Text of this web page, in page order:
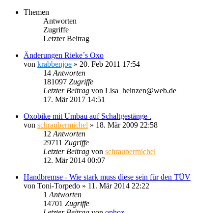
Themen
Antworten
Zugriffe
Letzter Beitrag
Änderungen Rieke´s Oxo
von krabbenjoe » 20. Feb 2011 17:54
14 Antworten
181097 Zugriffe
Letzter Beitrag von Lisa_heinzen@web.de
17. Mär 2017 14:51
Oxobike mit Umbau auf Schaltgestänge .
von schraubermichel » 18. Mär 2009 22:58
12 Antworten
29711 Zugriffe
Letzter Beitrag von schraubermichel
12. Mär 2014 00:07
Handbremse - Wie stark muss diese sein für den TÜV
von Toni-Torpedo » 11. Mär 2014 22:22
1 Antworten
14701 Zugriffe